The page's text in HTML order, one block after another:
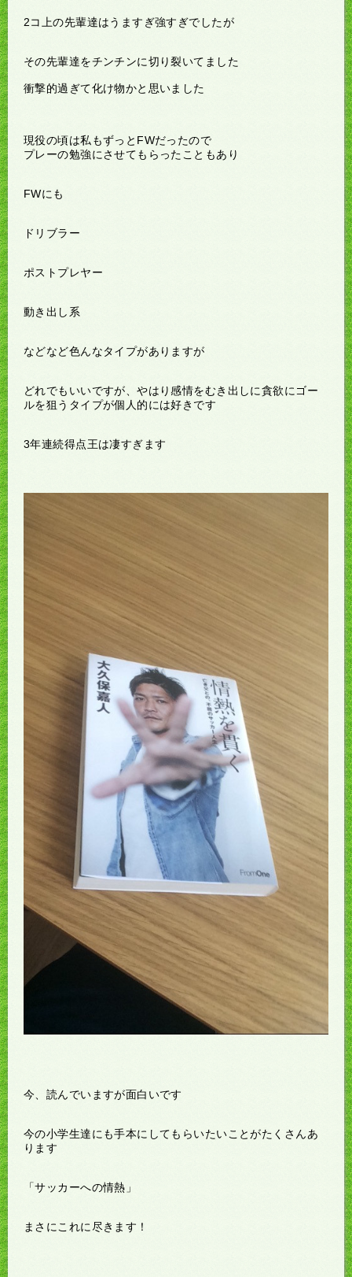
2コ上の先輩達はうますぎ強すぎでしたが
その先輩達をチンチンに切り裂いてました
衝撃的過ぎて化け物かと思いました
現役の頃は私もずっとFWだったので
プレーの勉強にさせてもらったこともあり
FWにも
ドリブラー
ポストプレヤー
動き出し系
などなど色んなタイプがありますが
どれでもいいですが、やはり感情をむき出しに貪欲にゴー
ルを狙うタイプが個人的には好きです
3年連続得点王は凄すぎます
今、読んでいますが面白いです
今の小学生達にも手本にしてもらいたいことがたくさんあ
ります
「サッカーへの情熱」
まさにこれに尽きます！